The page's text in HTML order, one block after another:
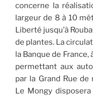
concerne la
largeur de 8 à 10
Liberté jusqu’à
de plantes. La
la Banque de
permettant aux
par la Grand Rue
Le Mongy